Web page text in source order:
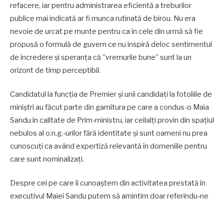
refacere, iar pentru administrarea eficientă a treburilor
publice mai indicată ar fi munca rutinată de birou. Nu era
nevoie de urcat pe munte pentru ca în cele din urmă să fie
propusă o formulă de guvern ce nu inspiră deloc sentimentul
de încredere și speranța că ”vremurile bune” sunt la un
orizont de timp perceptibil.
Candidatul la funcția de Premier și unii candidați la fotoliile de
miniștri au făcut parte din garnitura pe care a condus-o Maia
Sandu în calitate de Prim-ministru, iar ceilalți provin din spațiul
nebulos al o.n.g.-urilor fără identitate și sunt oameni nu prea
cunoscuți ca având expertiză relevantă în domeniile pentru
care sunt nominalizați.
Despre cei pe care îi cunoaștem din activitatea prestată în
executivul Maiei Sandu putem să amintim doar referindu-ne